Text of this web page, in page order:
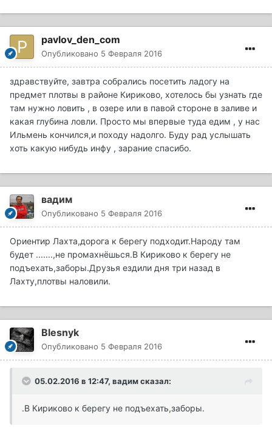
pavlov_den_com
Опубликовано 5 Февраля 2016
здравствуйте, завтра собрались посетить ладогу на
предмет плотвы в районе Кириково, хотелось бы узнать где
там нужно ловить , в озере или в павой стороне в заливе и
какая глубина ловли. Просто мы впервые туда едим , у нас
Ильмень кончился,и походу надолго. Буду рад услышать
хоть какую нибудь инфу , зарание спасибо.
вадим
Опубликовано 5 Февраля 2016
Ориентир Лахта,дорога к берегу подходит.Народу там
будет .......,не промахнёшься.В Кириково к берегу не
подъехать,заборы.Друзья ездили дня три назад в
Лахту,плотвы наловили.
Blesnyk
Опубликовано 5 Февраля 2016
05.02.2016 в 12:47, вадим сказал:
.В Кириково к берегу не подъехать,заборы.